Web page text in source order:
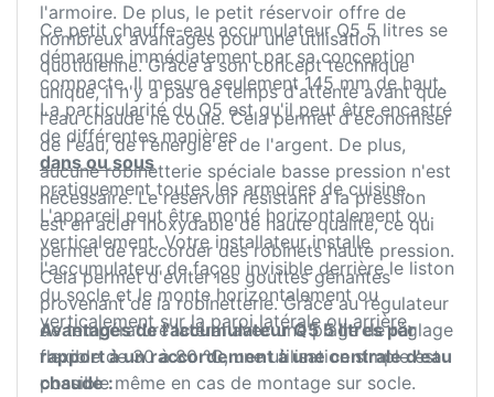
l'armoire. De plus, le petit réservoir offre de
nombreux avantages pour une utilisation
quotidienne. Grâce à son concept technique
unique, il n'y a pas de temps d'attente avant que
l'eau chaude ne coule. Cela permet d'économiser
de l'eau, de l'énergie et de l'argent. De plus,
aucune robinetterie spéciale basse pression n'est
nécessaire. Le réservoir résistant à la pression
est en acier inoxydable de haute qualité, ce qui
permet de raccorder des robinets haute pression.
Cela permet d'éviter les gouttes gênantes
provenant de la robinetterie. Grâce au régulateur
de température latéral avec une plage de réglage
flexible de 30 à 80 °C, une utilisation simple est
possible même en cas de montage sur socle.
Ce petit chauffe-eau accumulateur Q5 5 litres se
démarque immédiatement par sa conception
compacte. Il mesure seulement 145 mm de haut.
La particularité du Q5 est qu'il peut être encastré
de différentes manières
dans ou sous
pratiquement toutes les armoires de cuisine.
L'appareil peut être monté horizontalement ou
verticalement. Votre installateur installe
l'accumulateur de façon invisible derrière le liston
du socle et le monte horizontalement ou
verticalement sur la paroi latérale ou arrière.
Avantages de l'accumulateur Q5 5 litres par
rapport à un raccordement à une centrale d'eau
chaude :